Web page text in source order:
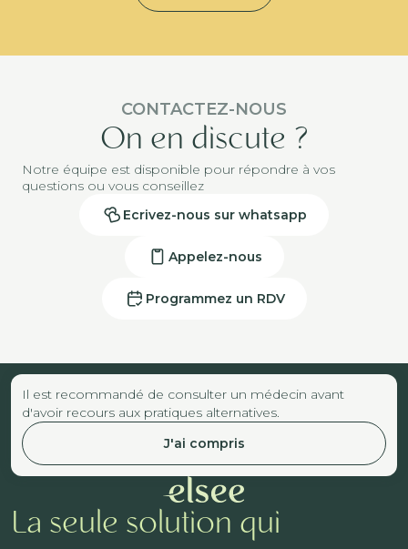
CONTACTEZ-NOUS
On en discute ?
Notre équipe est disponible pour répondre à vos
questions ou vous conseillez
Ecrivez-nous sur whatsapp
Appelez-nous
Programmez un RDV
Il est recommandé de consulter un médecin avant
d'avoir recours aux pratiques alternatives.
J'ai compris
La seule solution qui